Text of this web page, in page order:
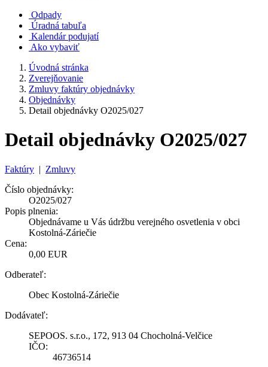
Odpady
Úradná tabuľa
Kalendár podujatí
Ako vybaviť
Úvodná stránka
Zverejňovanie
Zmluvy faktúry objednávky
Objednávky
Detail objednávky O2025/027
Detail objednávky O2025/027
Faktúry | Zmluvy
Číslo objednávky:
O2025/027
Popis plnenia:
Objednávame u Vás údržbu verejného osvetlenia v obci
Kostolná-Záriečie
Cena:
0,00 EUR
Odberateľ:
Obec Kostolná-Záriečie
Dodávateľ:
SEPOOS. s.r.o., 172, 913 04 Chocholná-Velčice
IČO:
46736514